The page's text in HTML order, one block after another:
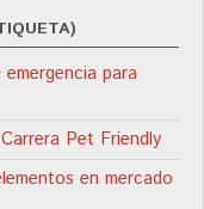
para
Pet Friendly
en mercado